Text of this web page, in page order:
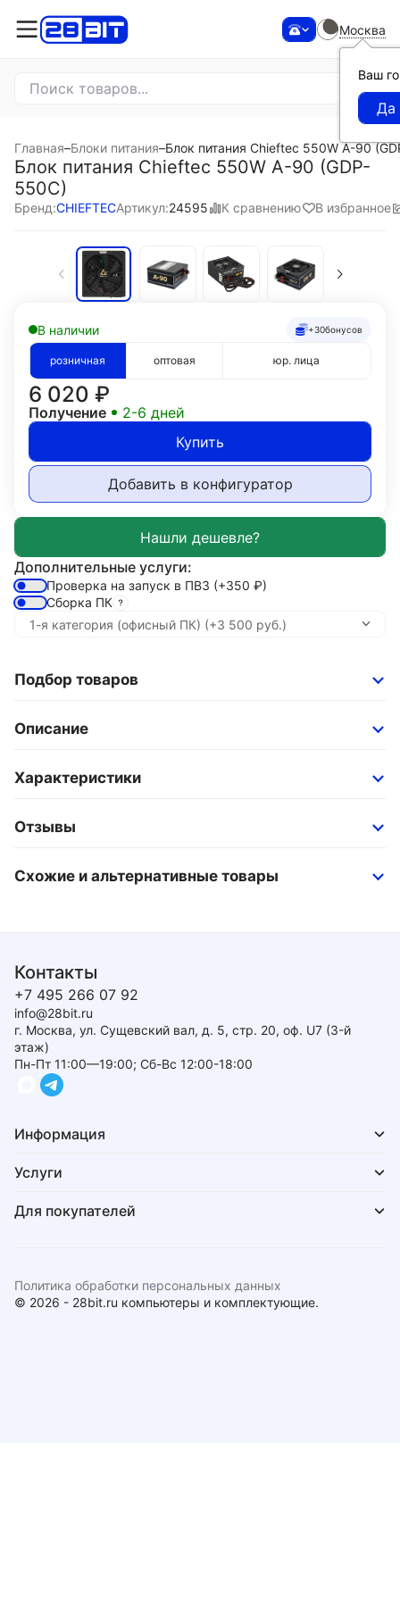
Москва
Ваш
Главная–Блоки питания–Блок питания Chieftec 550W A-90
Блок питания Chieftec 550W A-90 (GDP-
550C)
Бренд:CHIEFTECАртикул:24595 К сравнению В избранное
В наличии +30бонусов
розничная оптовая юр. лица
6 020 ₽
Получение
2-6 дней
Купить
Добавить в конфигуратор
Дополнительные услуги:
Проверка на запуск в ПВЗ (+350 ₽)
Сборка ПК
Подбор товаров
Описание
Характеристики
Отзывы
Схожие и альтернативные товары
Контакты
+7 495 266 07 92
info@28bit.ru
г. Москва, ул. Сущевский вал, д. 5, стр. 20, оф. U7 (3-й
этаж)
Пн-Пт 11:00—19:00; Сб-Вс 12:00-18:00
Информация
Услуги
Для покупателей
© 2026 - 28bit.ru компьютеры и комплектующие.
Политика обработки персональных данных